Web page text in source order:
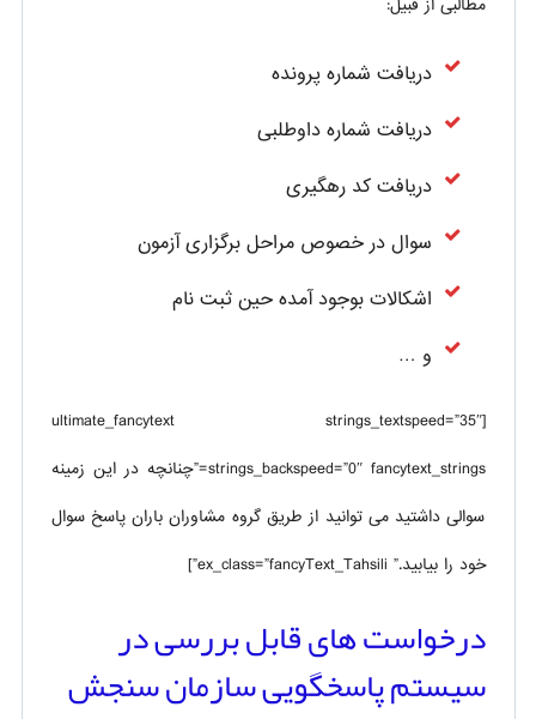
مطالبی از قبیل:
دریافت شماره پرونده
دریافت شماره داوطلبی
دریافت کد رهگیری
سوال در خصوص مراحل برگزاری آزمون
اشکالات بوجود آمده حین ثبت نام
و …
[ultimate_fancytext strings_textspeed=”35″
strings_backspeed=”0″ fancytext_strings=”چنانچه در این زمینه
سوالی داشتید می توانید از طریق گروه مشاوران باران پاسخ سوال
خود را بیابید.” ex_class=”fancyText_Tahsili”]
درخواست های قابل بررسی در
سیستم پاسخگویی سازمان سنجش